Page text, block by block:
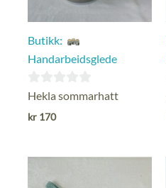
Butikk:
Handarbeidsglede
0
ut
Hekla sommarhatt
kr 170